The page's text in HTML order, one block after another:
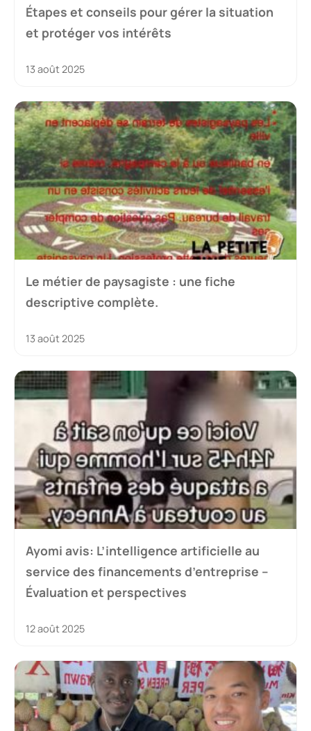
Étapes et conseils pour gérer la situation
et protéger vos intérêts
13 août 2025
Le métier de paysagiste : une fiche
descriptive complète.
13 août 2025
Ayomi avis: L’intelligence artificielle au
service des financements d’entreprise –
Évaluation et perspectives
12 août 2025